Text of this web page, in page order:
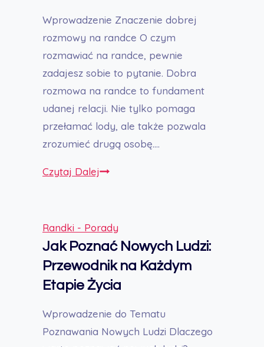
Wprowadzenie Znaczenie dobrej
rozmowy na randce O czym
rozmawiać na randce, pewnie
zadajesz sobie to pytanie. Dobra
rozmowa na randce to fundament
udanej relacji. Nie tylko pomaga
przełamać lody, ale także pozwala
zrozumieć drugą osobę….
Czytaj DalejO
Na
Randce:
Kompletny
Przewodnik
Do
Interesujących
rozmów
Randki - Porady
Jak Poznać Nowych Ludzi:
Przewodnik na Każdym
Etapie Życia
Wprowadzenie do Tematu
Poznawania Nowych Ludzi Dlaczego